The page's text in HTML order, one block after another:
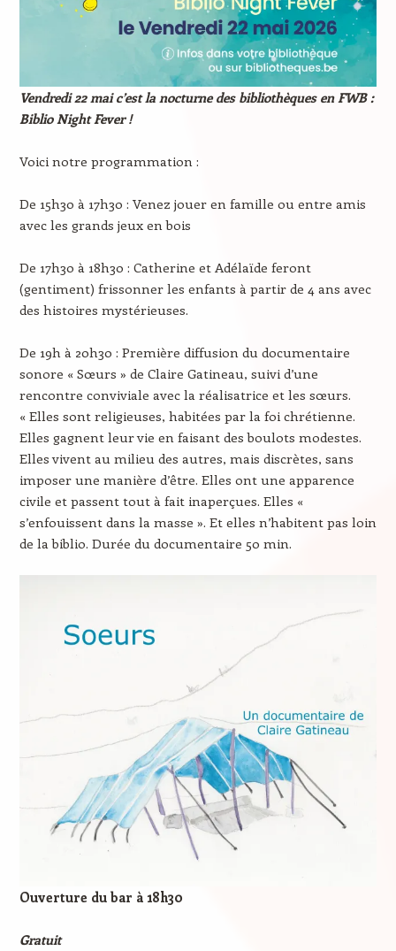
Vendredi 22 mai c’est la nocturne des bibliothèques en FWB :
Biblio Night Fever !
Voici notre programmation :
De 15h30 à 17h30 : Venez jouer en famille ou entre amis
avec les grands jeux en bois
De 17h30 à 18h30 : Catherine et Adélaïde feront
(gentiment) frissonner les enfants à partir de 4 ans avec
des histoires mystérieuses.
De 19h à 20h30 : Première diffusion du documentaire
sonore « Sœurs » de Claire Gatineau, suivi d’une
rencontre conviviale avec la réalisatrice et les sœurs.
« Elles sont religieuses, habitées par la foi chrétienne.
Elles gagnent leur vie en faisant des boulots modestes.
Elles vivent au milieu des autres, mais discrètes, sans
imposer une manière d’être. Elles ont une apparence
civile et passent tout à fait inaperçues. Elles «
s’enfouissent dans la masse ». Et elles n’habitent pas loin
de la biblio. Durée du documentaire 50 min.
Ouverture du bar à 18h30
Gratuit